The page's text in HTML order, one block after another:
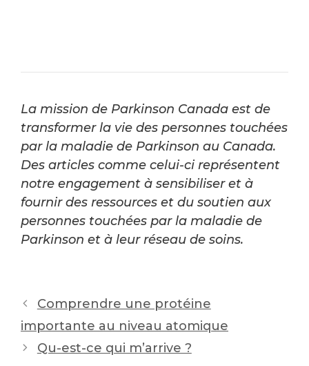
La mission de Parkinson Canada est de
transformer la vie des personnes touchées
par la maladie de Parkinson au Canada.
Des articles comme celui-ci représentent
notre engagement à sensibiliser et à
fournir des ressources et du soutien aux
personnes touchées par la maladie de
Parkinson et à leur réseau de soins.
Post
navigation
Comprendre une protéine
importante au niveau atomique
Qu-est-ce qui m’arrive ?